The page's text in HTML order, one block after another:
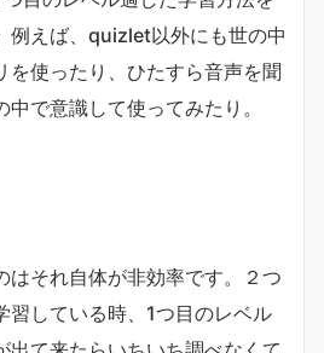
例えば、quizlet以外にも世の中
を使ったり、ひたすら音声を聞
で意識して使ってみたり。
はそれ自体が非効率です。２つ
習している時、1つ目のレベル